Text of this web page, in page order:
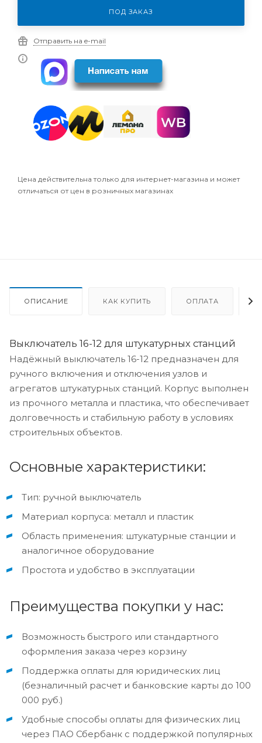
ПОД ЗАКАЗ
Отправить на e-mail
Цена действительна только для интернет-магазина и может
отличаться от цен в розничных магазинах
ОПИСАНИЕ КАК КУПИТЬ ОПЛАТА
Выключатель 16-12 для штукатурных станций
Надёжный выключатель 16-12 предназначен для
ручного включения и отключения узлов и
агрегатов штукатурных станций. Корпус выполнен
из прочного металла и пластика, что обеспечивает
долговечность и стабильную работу в условиях
строительных объектов.
Основные характеристики:
Тип: ручной выключатель
Материал корпуса: металл и пластик
Область применения: штукатурные станции и
аналогичное оборудование
Простота и удобство в эксплуатации
Преимущества покупки у нас:
Возможность быстрого или стандартного
оформления заказа через корзину
Поддержка оплаты для юридических лиц
(безналичный расчет и банковские карты до 100
000 руб.)
Удобные способы оплаты для физических лиц
через ПАО Сбербанк с поддержкой популярных